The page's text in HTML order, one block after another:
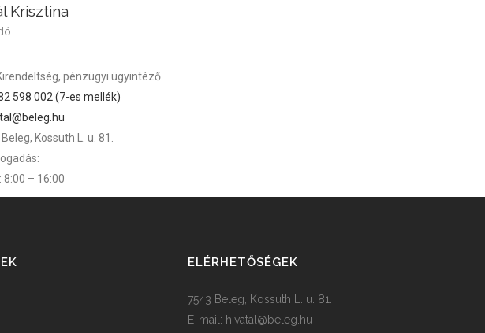
Krisztina
pénzügyi ügyintéző
598 002 (7-es mellék)
Kossuth L. u. 81.
8:00 – 16:00
ELÉRHETŐSÉGEK
7543 Beleg, Kossuth L. u. 81.
E-mail: hivatal@beleg.hu